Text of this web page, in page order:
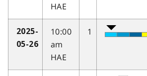
HAE
2025-
05-26
10:00
am
HAE
1